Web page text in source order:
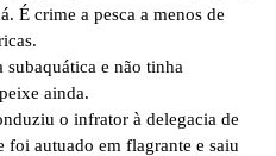
É crime a pesca a menos de
e não tinha
ainda.
o infrator à delegacia de
autuado em flagrante e saiu